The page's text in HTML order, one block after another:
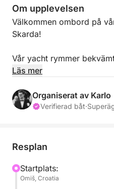
Om upplevelsen
Välkommen ombord på
Skarda!
Vår yacht rymmer
hytter, vilket gör den till
företagsteambuilding,
evenemang till sjöss.
Skarda är utrustad med
flytvästar, brandsläckare,
Läs mer
Organiserat av Karlo
Verifierad båt·
Resplan
Startplats:
Omiš, Croatia